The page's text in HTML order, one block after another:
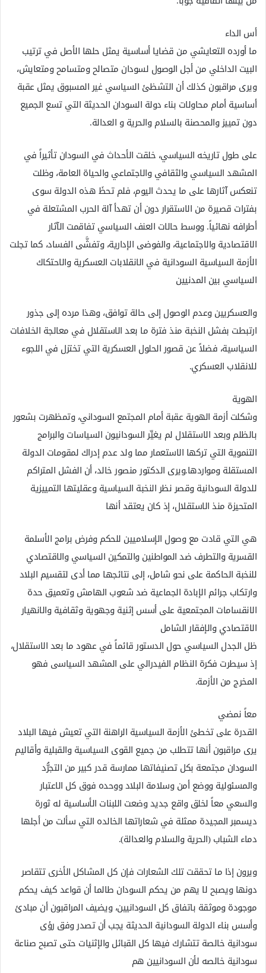
أس الداء
ما أورده التعايشي من قضايا أساسية يمثل حلها الأصل في ترتيب
البيت الداخلي من أجل الوصول لسودان متصالح ومتسامح ومتعايش،
ويرى مراقبون كذلك أن التشظئ السياسي غير المسبوق يمثل عقبة
أساسية أمام محاولات بناء دولة السودان الحديثة التي تسع الجميع
دون تمييز والمحصنة بالسلام والحرية و العدالة.
على طول تاريخه السياسي، خلقت الأحداث في السودان تأثيراً في
المشهد السياسي والثقافي والاجتماعي والحياة العامة، وظلت
تنعكس آثارها على ما يحدث اليوم، فلم تحظَ هذه الدولة سوى
بفترات قصيرة من الاستقرار دون أن تهدأ آلة الحرب المشتعلة في
أطرافه نهائياً. ووسط حالات العنف السياسي تفاقمت الآثار
الاقتصادية والاجتماعية، والفوضى الإدارية، وتفشَّى الفساد، كما تجلت
الأزمة السياسية السودانية في الانقلابات العسكرية والاحتكاك
السياسي بين المدنيين
والعسكريين وعدم الوصول إلى حالة توافق، وهذا مرده إلى جذور
ارتبطت بفشل النخبة منذ فترة ما بعد الاستقلال في معالجة الخلافات
السياسية، فضلاً عن قصور الحلول العسكرية التي تختزل في اللجوء
للانقلاب العسكري.
الهوية
وشكلت أزمة الهوية عقبة أمام المجتمع السوداني، وتمظهرت بشعور
بالظلم وبعد الاستقلال لم يغيِّر السودانيون السياسات والبرامج
التنموية التي تركها الاستعمار مما ولد عدم إدراك لمقومات الدولة
المستقلة ومواردها.ويرى الدكتور منصور خالد، أن الفشل المتراكم
للدولة السودانية وقصر نظر النخبة السياسية وعقليتها التمييزية
المتحيزة منذ الاستقلال، إذ كان يعتقد أنها
هي التي قادت مع وصول الإسلاميين للحكم وفرض برامج الأسلمة
القسرية والتطرف ضد المواطنين والتمكين السياسي والاقتصادي
للنخبة الحاكمة على نحو شامل، إلى نتائجها مما أدى لتقسيم البلاد
وارتكاب جرائم الإبادة الجماعية ضد شعوب الهامش وتعميق حدة
الانقسامات المجتمعية على أسس إثنية وجهوية وثقافية والانهيار
الاقتصادي والإفقار الشامل
ظل الجدل السياسي حول الدستور قائماً في عهود ما بعد الاستقلال،
إذ سيطرت فكرة النظام الفيدرالي على المشهد السياسى فهو
المخرج من الأزمة.
معاً نمضي
القدرة على تخطئ الأزمة السياسية الراهنة التي تعيش فيها البلاد
يرى مراقبون أنها تتطلب من جميع القوى السياسية والقبلية وأقاليم
السودان مجتمعة بكل تصنيفاتها ممارسة قدر كبير من التجرُّد
والمسئولية ووضع أمن وسلامة البلاد ووحده فوق كل الاعتبار
والسعي معاً لخلق واقع جديد وضعت اللبنات الأساسية له ثورة
ديسمبر المجيدة ممثلة في شعاراتها الخالده التي سألت من أجلها
دماء الشباب (الحرية والسلام والعدالة).
ويرون إذا ما تحققت تلك الشعارات فإن كل المشاكل الأخرى تتقاصر
دونها ويصبح لا يهم من يحكم السودان طالما أن قواعد كيف يحكم
موجودة وموثقة باتفاق كل السودانيين، ويضيف المراقبون أن مبادئ
وأسس بناء الدولة السودانية الحديثة يجب أن تصدر وفق رؤى
سودانية خالصة تتشارك فيها كل القبائل والإثنيات حتى تصبح صناعة
سودانية خالصه لأن السودانيين هم